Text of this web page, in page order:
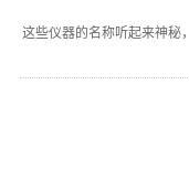
这些仪器的名称听起来神秘